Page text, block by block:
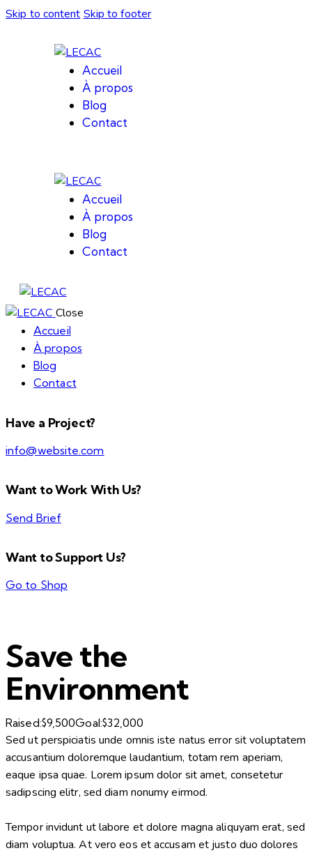
Skip to content Skip to footer
Accueil
À propos
Blog
Contact
Accueil
À propos
Blog
Contact
Close
Accueil
À propos
Blog
Contact
Have a Project?
info@website.com
Want to Work With Us?
Send Brief
Want to Support Us?
Go to Shop
Save the
Environment
Raised:$9,500Goal:$32,000
Sed ut perspiciatis unde omnis iste natus error sit voluptatem
accusantium doloremque laudantium, totam rem aperiam,
eaque ipsa quae. Lorem ipsum dolor sit amet, consetetur
sadipscing elitr, sed diam nonumy eirmod.
Tempor invidunt ut labore et dolore magna aliquyam erat, sed
diam voluptua. At vero eos et accusam et justo duo dolores